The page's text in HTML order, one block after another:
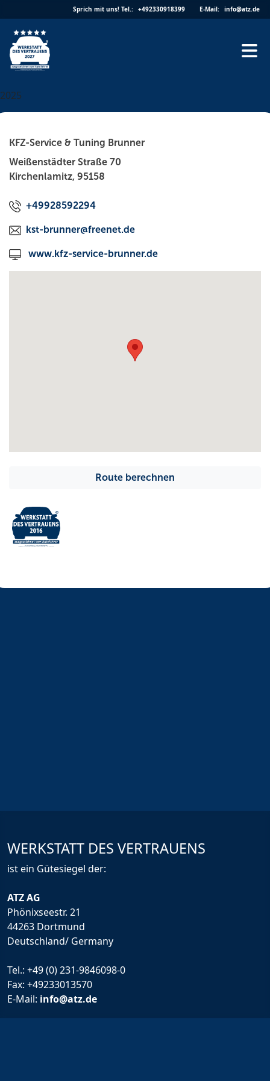
to
content
Sprich mit uns! Tel.: +492330918399 E-Mail: info@atz.de
2025
KFZ-Service & Tuning Brunner
Weißenstädter Straße 70
Kirchenlamitz, 95158
+49928592294
kst-brunner@freenet.de
www.kfz-service-brunner.de
Route berechnen
WERKSTATT DES VERTRAUENS
ist ein Gütesiegel der:
ATZ AG
Phönixseestr. 21
44263 Dortmund
Deutschland/ Germany
Tel.: +49 (0) 231-9846098-0
Fax: +49233013570
E-Mail: info@atz.de